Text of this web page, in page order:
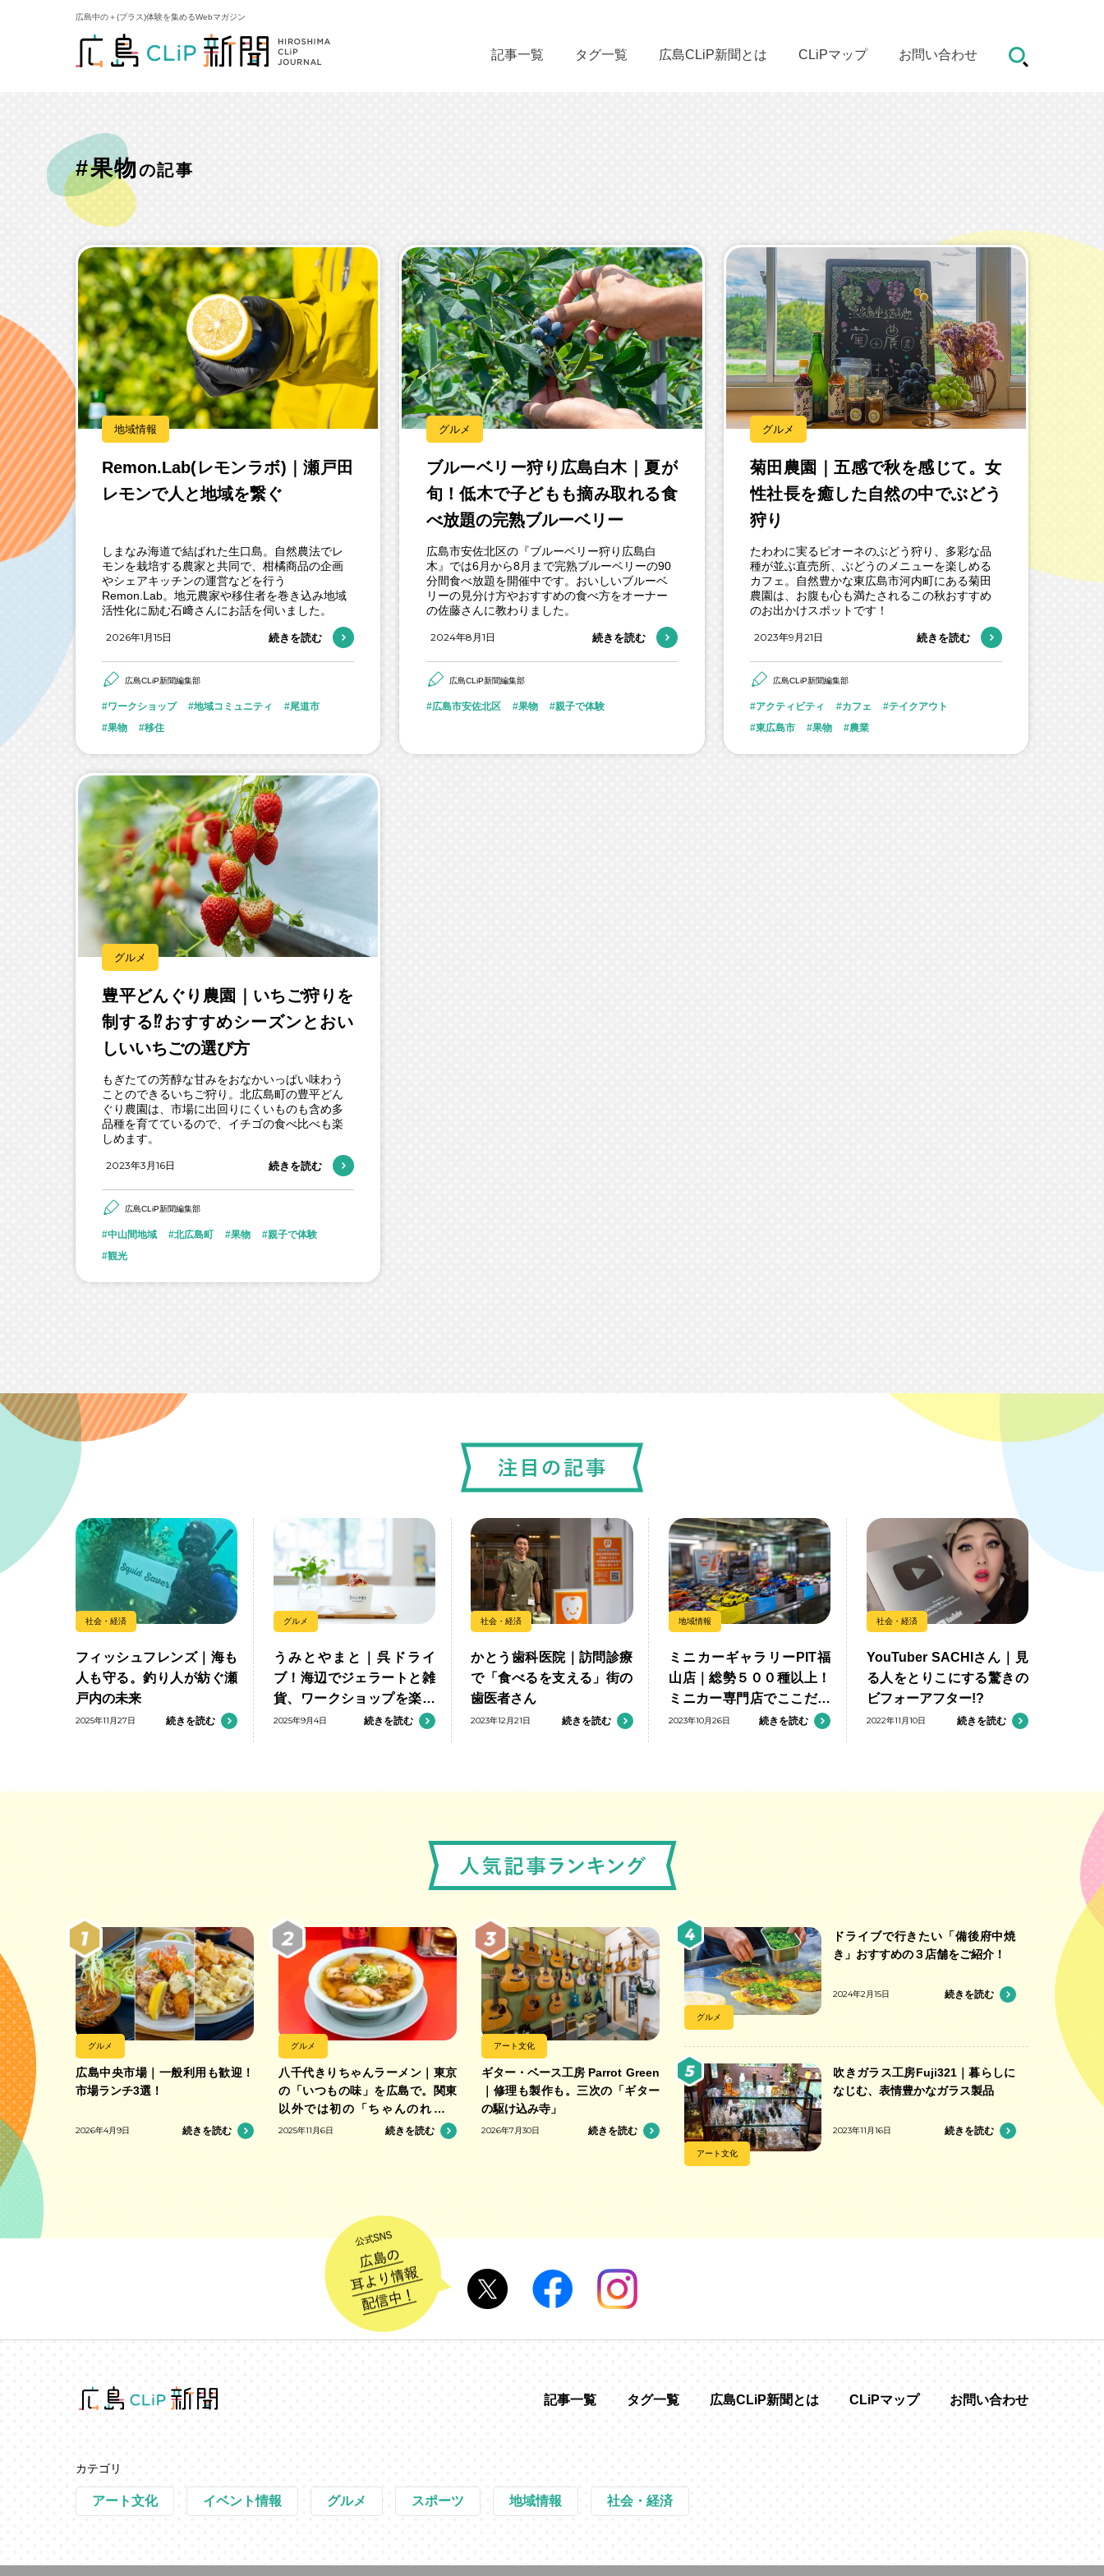
広島中の＋(プラス)体験を集めるWebマガジン
記事一覧 タグ一覧 広島CLiP新聞とは CLiPマップ お問い合わせ
#果物の記事
地域情報
Remon.Lab(レモンラボ)｜瀬戸田
レモンで人と地域を繋ぐ
しまなみ海道で結ばれた生口島。自然農法でレ
モンを栽培する農家と共同で、柑橘商品の企画
やシェアキッチンの運営などを行う
Remon.Lab。地元農家や移住者を巻き込み地域
活性化に励む石﨑さんにお話を伺いました。
2026年1月15日 続きを読む
広島CLiP新聞編集部
ワークショップ 地域コミュニティ
尾道市
果物
移住
グルメ
ブルーベリー狩り広島白木｜夏が
旬！低木で子どもも摘み取れる食
べ放題の完熟ブルーベリー
広島市安佐北区の『ブルーベリー狩り広島白
木』では6月から8月まで完熟ブルーベリーの90
分間食べ放題を開催中です。おいしいブルーベ
リーの見分け方やおすすめの食べ方をオーナー
の佐藤さんに教わりました。
2024年8月1日 続きを読む
広島CLiP新聞編集部
広島市安佐北区 果物 親子で体験
グルメ
菊田農園｜五感で秋を感じて。女
性社長を癒した自然の中でぶどう
狩り
たわわに実るピオーネのぶどう狩り、多彩な品
種が並ぶ直売所、ぶどうのメニューを楽しめる
カフェ。自然豊かな東広島市河内町にある菊田
農園は、お腹も心も満たされるこの秋おすすめ
のお出かけスポットです！
2023年9月21日 続きを読む
広島CLiP新聞編集部
アクティビティ カフェ
テイクアウト
東広島市
果物 農業
グルメ
豊平どんぐり農園｜いちご狩りを
制する⁉️︎おすすめシーズンとおい
しいいちごの選び方
もぎたての芳醇な甘みをおなかいっぱい味わう
ことのできるいちご狩り。北広島町の豊平どん
ぐり農園は、市場に出回りにくいものも含め多
品種を育てているので、イチゴの食べ比べも楽
しめます。
2023年3月16日 続きを読む
広島CLiP新聞編集部
中山間地域 北広島町 果物
親子で体験
観光
社会・経済
フィッシュフレンズ｜海も
人も守る。釣り人が紡ぐ瀬
戸内の未来
2025年11月27日 続きを読む
グルメ
うみとやまと｜呉ドライ
ブ！海辺でジェラートと雑
貨、ワークショップを楽し
む
2025年9月4日 続きを読む
社会・経済
かとう歯科医院｜訪問診療
で「食べるを支える」街の
歯医者さん
2023年12月21日 続きを読む
地域情報
ミニカーギャラリーPIT福
山店｜総勢５００種以上！
ミニカー専門店でここだけ
の出会いを楽しもう
2023年10月26日 続きを読む
社会・経済
YouTuber SACHIさん｜見
る人をとりこにする驚きの
ビフォーアフター!?
2022年11月10日 続きを読む
グルメ
広島中央市場｜一般利用も歓迎！
市場ランチ3選！
2026年4月9日 続きを読む
グルメ
八千代きりちゃんラーメン｜東京
の「いつもの味」を広島で。関東
以外では初の「ちゃんのれん組
合」加盟の中華そば店
2025年11月6日 続きを読む
アート文化
ギター・ベース工房 Parrot Green
｜修理も製作も。三次の「ギター
の駆け込み寺」
2026年7月30日 続きを読む
グルメ
ドライブで行きたい「備後府中焼
き」おすすめの３店舗をご紹介！
2024年2月15日 続きを読む
アート文化
吹きガラス工房Fuji321｜暮らしに
なじむ、表情豊かなガラス製品
2023年11月16日 続きを読む
記事一覧 タグ一覧 広島CLiP新聞とは CLiPマップ お問い合わせ
カテゴリ
アート文化 イベント情報 グルメ スポーツ 地域情報 社会・経済